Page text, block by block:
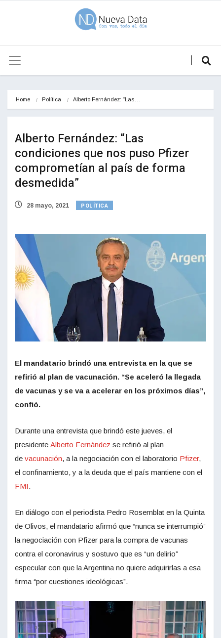
Home Política Alberto Fernández: “Las…
Alberto Fernández: “Las
condiciones que nos puso Pfizer
comprometían al país de forma
desmedida”
28 mayo, 2021 POLÍTICA
El mandatario brindó una entrevista en la que se
refirió al plan de vacunación. “Se aceleró la llegada
de vacunas y se va a acelerar en los próximos días”,
confió.
Durante una entrevista que brindó este jueves, el
presidente Alberto Fernández se refirió al plan
de vacunación, a la negociación con el laboratorio Pfizer,
el confinamiento, y a la deuda que el país mantiene con el
FMI.
En diálogo con el periodista Pedro Rosemblat en la Quinta
de Olivos, el mandatario afirmó que “nunca se interrumpió”
la negociación con Pfizer para la compra de vacunas
contra el coronavirus y sostuvo que es “un delirio”
especular con que la Argentina no quiere adquirirlas a esa
firma “por cuestiones ideológicas”.